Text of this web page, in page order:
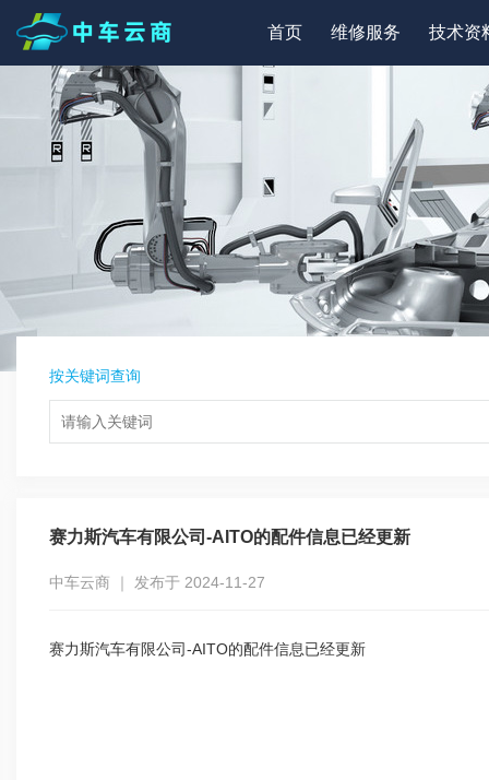
首页 维修服务 技术资
按关键词查询
赛力斯汽车有限公司-AITO的配件信息已经更新
中车云商 ｜ 发布于 2024-11-27
赛力斯汽车有限公司-AITO的配件信息已经更新